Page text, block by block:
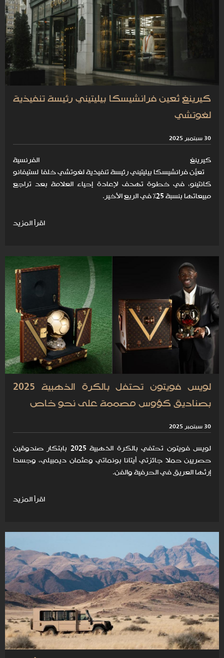
كيرينغ تُعين فرانشيسكا بيليتيني رئيسة تنفيذية
لغوتشي
30 سبتمبر 2025
كيرينغ الفرنسية
تعيّن فرانشيسكا بيليتيني رئيسة تنفيذية لغوتشي خلفًا لستيفانو
كانتينو، في خطوة تهدف لإعادة إحياء العلامة بعد تراجع
مبيعاتها بنسبة 25% في الربع الأخير.
اقرأ المزيد
لويس فويتون تحتفل بالكرة الذهبية 2025
بصناديق كؤوس مصممة على نحو خاص
30 سبتمبر 2025
لويس فويتون تحتفي بالكرة الذهبية 2025 بابتكار صندوقين
حصريين حملا جائزتي أيتانا بونماتي وعثمان ديمبيلي، وجسدا
إرثها العريق في الحرفية والفن.
اقرأ المزيد